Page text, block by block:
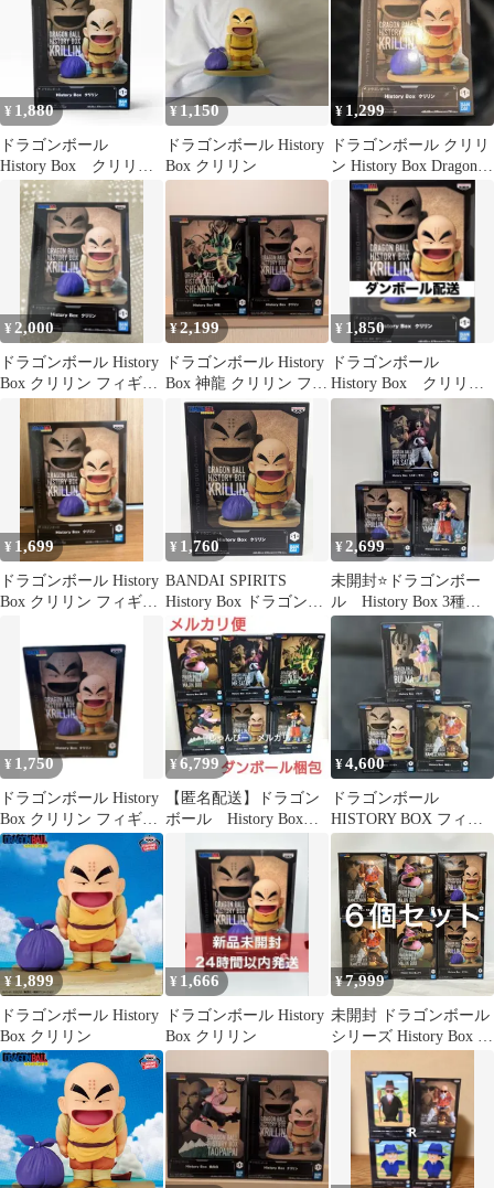
¥ 1,880
ドラゴンボール
History Box クリリ
ン フィギュア 匿名
配送
¥1,150
ドラゴンボール History
Box クリリン
¥ 1,299
ドラゴンボール クリリ
ン History Box Dragon
Ball
¥2,000
ドラゴンボール History
Box クリリン フィギュ
¥2,199
ドラゴンボール History
Box 神龍 クリリン フィ
ギュア 2つセット
¥ 1,850
ドラゴンボール
History Box クリリ
ン フィギュア
¥ 1,699
ドラゴンボール History
Box クリリン フィギュ
¥ 1,760
BANDAI SPIRITS
History Box ドラゴンボ
ール クリリン
¥2,699
未開封⭐️ドラゴンボー
ル History Box 3種セ
ット
¥ 1,750
ドラゴンボール History
Box クリリン フィギュ
ア
¥6,799
【匿名配送】ドラゴン
ボール History Box
¥4,600
ドラゴンボール
HISTORY BOX フィギ
ュア 3種セット
¥1,899
ドラゴンボール History
Box クリリン
¥ 1,666
ドラゴンボール History
Box クリリン
¥7,999
未開封 ドラゴンボール
シリーズ History Box フ
ウ クリリン 3種 6個セ
ット LF8215 f111